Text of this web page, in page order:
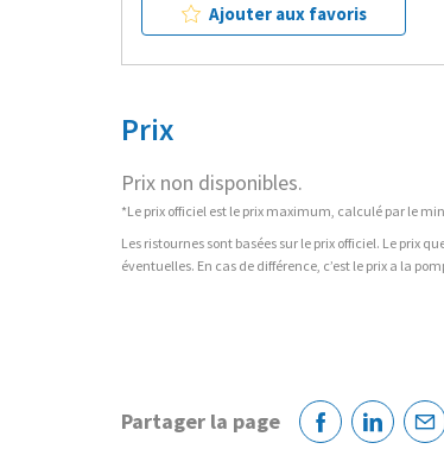
Ajouter aux favoris
Prix
Prix non disponibles.
*Le prix officiel est le prix maximum, calculé par le
Les ristournes sont basées sur le prix officiel. Le prix
éventuelles. En cas de différence, c’est le prix a la
Partager la page
FacebookLinkedin